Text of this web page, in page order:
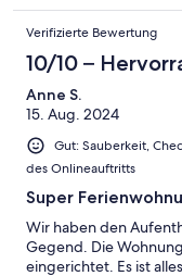
Verifizierte Bewertung
10/10 –
Anne S.
15. Aug. 2024
Gut: Sauberkeit,
des Onlineauftritts
Super
Wir haben den
Gegend. Die
eingerichtet. Es ist